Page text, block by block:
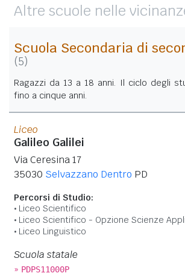
Altre scuole nelle
Scuola Secondaria di
(5)
Ragazzi da 13 a 18 anni. Il ciclo degli
fino a cinque anni.
Liceo
Galileo Galilei
Via Ceresina 17
35030 Selvazzano Dentro PD
Percorsi di Studio:
Liceo Scientifico
Liceo Scientifico - Opzione Scienze
Liceo Linguistico
Scuola statale
» PDPS11000P